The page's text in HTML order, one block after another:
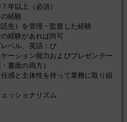
株主総会の開催をサポートし、取
報告書および議事録の作成
年以上（必須）
経験
先）を管理・監督した経験
経験があれば尚可
ベル、英語：び
ーション能力およびプレゼンテー
書面の両方）
感と主体性を持って業務に取り組
ッショナリズム